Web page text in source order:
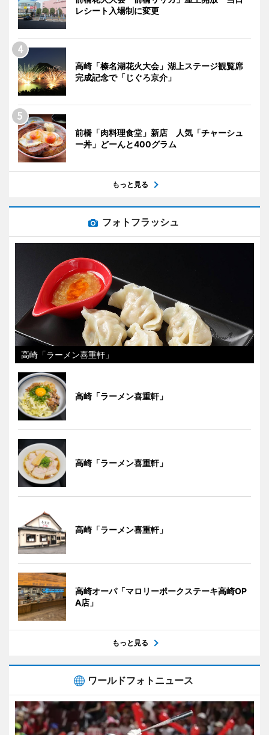
レシート入場制に変更
高崎「榛名湖花火大会」湖上ステージ観覧席
完成記念で「じぐろ京介」
前橋「肉料理食堂」新店 人気「チャーシュ
ー丼」どーんと400グラム
もっと見る
フォトフラッシュ
高崎「ラーメン喜重軒」
高崎「ラーメン喜重軒」
高崎「ラーメン喜重軒」
高崎「ラーメン喜重軒」
高崎オーパ「マロリーポークステーキ高崎OP
A店」
もっと見る
ワールドフォトニュース